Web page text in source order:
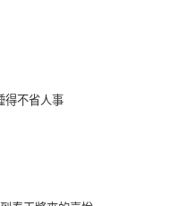
得不省人事